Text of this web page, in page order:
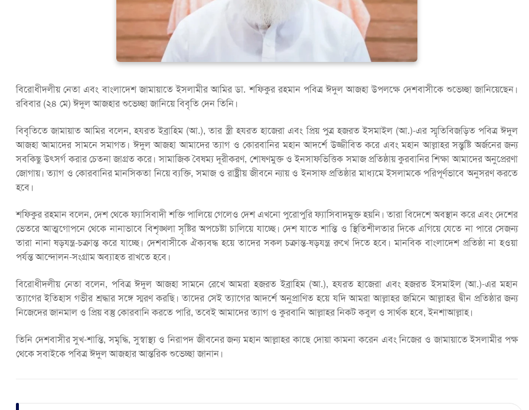
বিরোধীদলীয় নেতা এবং বাংলাদেশ জামায়াতে ইসলামীর আমির ডা. শফিকুর রহমান পবিত্র ঈদুল আজহা উপলক্ষে দেশবাসীকে শুভেচ্ছা জানিয়েছেন।
রবিবার (২৪ মে) ঈদুল আজহার শুভেচ্ছা জানিয়ে বিবৃতি দেন তিনি।
বিবৃতিতে জামায়াত আমির বলেন, হযরত ইব্রাহিম (আ.), তার স্ত্রী হযরত হাজেরা এবং প্রিয় পুত্র হজরত ইসমাইল (আ.)-এর স্মৃতিবিজড়িত পবিত্র ঈদুল
আজহা আমাদের সামনে সমাগত। ঈদুল আজহা আমাদের ত্যাগ ও কোরবানির মহান আদর্শে উজ্জীবিত করে এবং মহান আল্লাহর সন্তুষ্টি অর্জনের জন্য
সবকিছু উৎসর্গ করার চেতনা জাগ্রত করে। সামাজিক বৈষম্য দূরীকরণ, শোষণমুক্ত ও ইনসাফভিত্তিক সমাজ প্রতিষ্ঠায় কুরবানির শিক্ষা আমাদের অনুপ্রেরণা
জোগায়। ত্যাগ ও কোরবানির মানসিকতা নিয়ে ব্যক্তি, সমাজ ও রাষ্ট্রীয় জীবনে ন্যায় ও ইনসাফ প্রতিষ্ঠার মাধ্যমে ইসলামকে পরিপূর্ণভাবে অনুসরণ করতে
হবে।
শফিকুর রহমান বলেন, দেশ থেকে ফ্যাসিবাদী শক্তি পালিয়ে গেলেও দেশ এখনো পুরোপুরি ফ্যাসিবাদমুক্ত হয়নি। তারা বিদেশে অবস্থান করে এবং দেশের
ভেতরে আত্মগোপনে থেকে নানাভাবে বিশৃঙ্খলা সৃষ্টির অপচেষ্টা চালিয়ে যাচ্ছে। দেশ যাতে শান্তি ও স্থিতিশীলতার দিকে এগিয়ে যেতে না পারে সেজন্য
তারা নানা ষড়যন্ত্র-চক্রান্ত করে যাচ্ছে। দেশবাসীকে ঐক্যবদ্ধ হয়ে তাদের সকল চক্রান্ত-ষড়যন্ত্র রুখে দিতে হবে। মানবিক বাংলাদেশ প্রতিষ্ঠা না হওয়া
পর্যন্ত আন্দোলন-সংগ্রাম অব্যাহত রাখতে হবে।
বিরোধীদলীয় নেতা বলেন, পবিত্র ঈদুল আজহা সামনে রেখে আমরা হজরত ইব্রাহিম (আ.), হযরত হাজেরা এবং হজরত ইসমাইল (আ.)-এর মহান
ত্যাগের ইতিহাস গভীর শ্রদ্ধার সঙ্গে স্মরণ করছি। তাদের সেই ত্যাগের আদর্শে অনুপ্রাণিত হয়ে যদি আমরা আল্লাহর জমিনে আল্লাহর দ্বীন প্রতিষ্ঠার জন্য
নিজেদের জানমাল ও প্রিয় বস্তু কোরবানি করতে পারি, তবেই আমাদের ত্যাগ ও কুরবানি আল্লাহর নিকট কবুল ও সার্থক হবে, ইনশাআল্লাহ।
তিনি দেশবাসীর সুখ-শান্তি, সমৃদ্ধি, সুস্বাস্থ্য ও নিরাপদ জীবনের জন্য মহান আল্লাহর কাছে দোয়া কামনা করেন এবং নিজের ও জামায়াতে ইসলামীর পক্ষ
থেকে সবাইকে পবিত্র ঈদুল আজহার আন্তরিক শুভেচ্ছা জানান।